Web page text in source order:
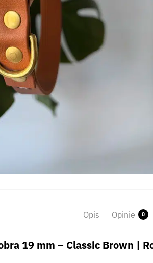
Opis Opinie 0
19 mm – Classic Brown |